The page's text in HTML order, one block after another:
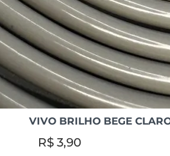
VIVO BRILHO BEGE
R$3,90